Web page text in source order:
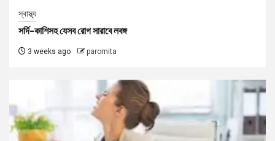
স্বাস্থ্য
সর্দি-কাশিসহ যেসব রোগ সারাবে লবঙ্গ
3 weeks ago paromita